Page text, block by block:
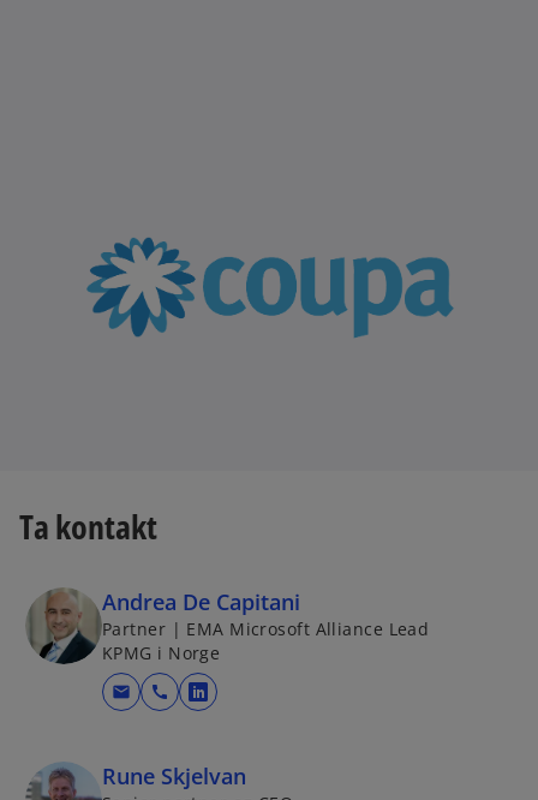
Ta kontakt
Andrea De Capitani
Partner | EMA Microsoft Alliance Lead
KPMG i Norge
mail call
o
e
n
Rune Skjelvan